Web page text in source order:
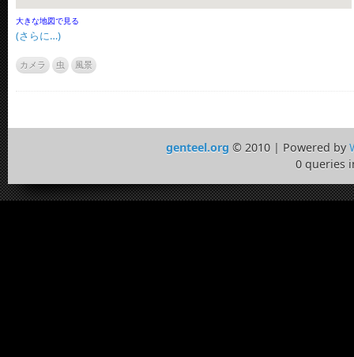
大きな地図で見る
(さらに…)
カメラ 虫 風景
genteel.org © 2010 | Powered by
0 queries